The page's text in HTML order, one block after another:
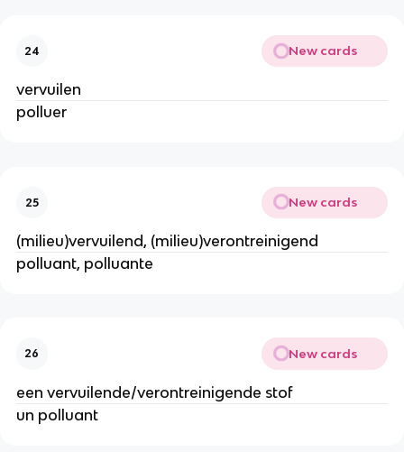
24 New cards
vervuilen
polluer
25 New cards
(milieu)vervuilend, (milieu)verontreinigend
polluant, polluante
26 New cards
een vervuilende/verontreinigende stof
un polluant